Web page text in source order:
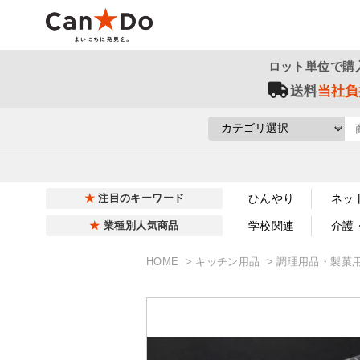
ロット単位で
送料当社
注目のキーワード ひんやり ネッ
業種別人気商品 学校関連 介護
HOME キッチン用品 調理用品・製菓